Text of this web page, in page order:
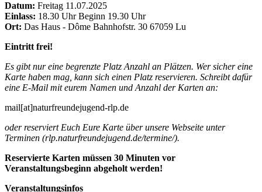
Datum: Freitag 11.07.2025
Einlass: 18.30 Uhr Beginn 19.30 Uhr
Ort: Das Haus - Dôme Bahnhofstr. 30 67059 Lu
Eintritt frei!
Es gibt nur eine begrenzte Platz Anzahl an Plätzen. Wer sicher eine
Karte haben mag, kann sich einen Platz reservieren. Schreibt dafür
eine E-Mail mit eurem Namen und Anzahl der Karten an:
mail[at]naturfreundejugend-rlp.de
oder reserviert Euch Eure Karte über unsere Webseite unter
Terminen (rlp.naturfreundejugend.de/termine/).
Reservierte Karten müssen 30 Minuten vor
Veranstaltungsbeginn abgeholt werden!
Veranstaltungsinfos